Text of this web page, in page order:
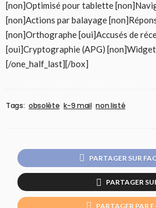
[non]Optimisé pour tablette
[non]Actions par balayage
[non]Orthographe [oui]Accusés de
[oui]Cryptographie (APG)
[/one_half_last][/box]
Tags: obsolète k-9 mail non listé
PARTAGER SUR
PARTAGER
PARTAGER PAR